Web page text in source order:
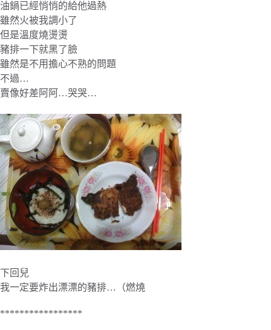
油鍋已經悄悄的給他過熱
雖然火被我調小了
但是溫度燒燙燙
豬排一下就黑了臉
雖然是不用擔心不熟的問題
不過…
賣像好差阿阿…哭哭…
下回兒
我一定要炸出漂漂的豬排…（燃燒
*****************